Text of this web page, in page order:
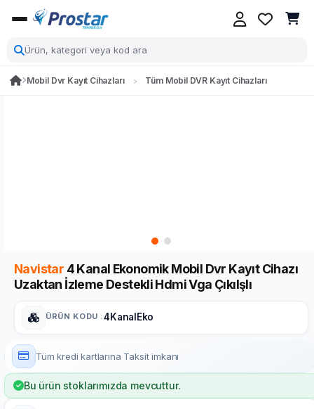
Mobil Dvr Kayıt Cihazları Tüm Mobil DVR Kayıt Cihazları
Navistar 4 Kanal Ekonomik Mobil Dvr Kayıt Cihazı
Uzaktan İzleme Destekli Hdmi Vga Çıkılşlı
ÜRÜN KODU :4KanalEko
Tüm kredi kartlarına Taksit imkanı
Bu ürün stoklarımızda mevcuttur.